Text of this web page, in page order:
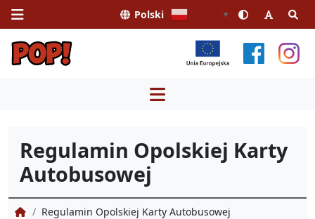
Polski ▼
treści
Regulamin Opolskiej Karty
Autobusowej
Portal Obsługi Pasażera
Regulamin Opolskiej Karty Autobusowej